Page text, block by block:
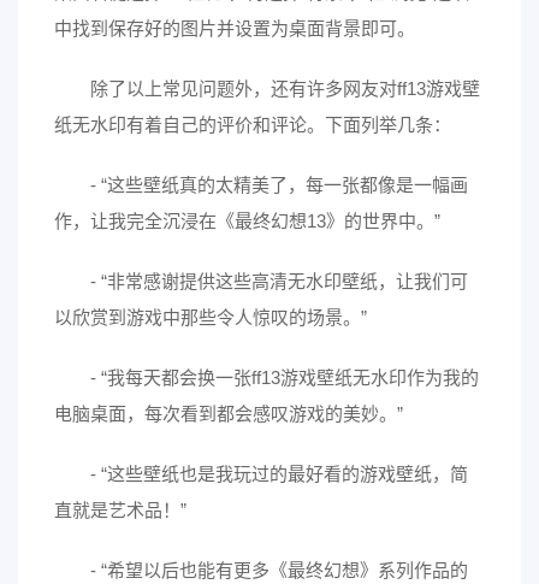
中找到保存好的图片并设置为桌面背景即可。
除了以上常见问题外，还有许多网友对ff13游戏壁
纸无水印有着自己的评价和评论。下面列举几条：
- “这些壁纸真的太精美了，每一张都像是一幅画
作，让我完全沉浸在《最终幻想13》的世界中。”
- “非常感谢提供这些高清无水印壁纸，让我们可
以欣赏到游戏中那些令人惊叹的场景。”
- “我每天都会换一张ff13游戏壁纸无水印作为我的
电脑桌面，每次看到都会感叹游戏的美妙。”
- “这些壁纸也是我玩过的最好看的游戏壁纸，简
直就是艺术品！”
- “希望以后也能有更多《最终幻想》系列作品的